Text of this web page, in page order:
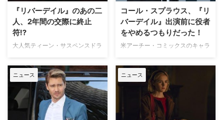
Twitterアカウントに、コー…
命も大切）」の一つとして、L…
『リバーデイル』のあの二
人、2年間の交際に終止
符!?
大人気ティーン・サスペンスドラ
るベティ・クーパー役のリリ・ラ
インハートと、ジャグヘッド・ジ
ョーンズ役のコール・スプラウス
が、約2年間の交際に終止符を打
ったようだ。米Entertainment
Weeklyなどが報じている。 【関
コール・スプラウス、『リ
バーデイル』出演前に役者
をやめるつもりだった！
米アーチー・コミックスのキャラ
春サスペンスドラマ『リバーデイ
ル』。本作でジャグヘッド役を演
じて人気を博しているコール・ス
プラウスが、シリーズ出演前に役
者をやめるつもりだったと明かし
ている。英Digital Spyが報じた。
ニュース ニュース